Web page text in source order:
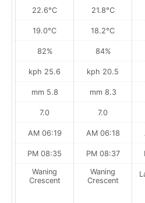
21.8°C
18.2°C
84%
20.5 kph
8.3 mm
7.0
06:18 AM
08:37 PM
Waning
Crescent
22.6°C
19.0°C
82%
25.6 kph
5.8 mm
7.0
06:19 AM
08:35 PM
Waning
Crescent